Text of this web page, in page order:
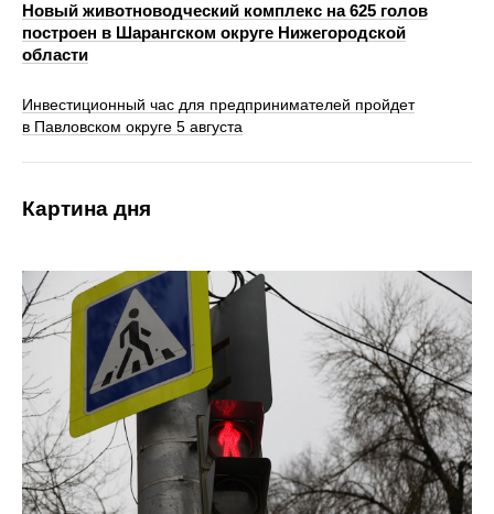
Новый животноводческий комплекс на 625 голов
построен в Шарангском округе Нижегородской
области
Инвестиционный час для предпринимателей пройдет
в Павловском округе 5 августа
Картина дня